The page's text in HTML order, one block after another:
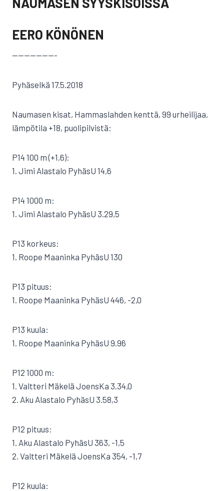
EERO KÖNÖNEN
———————-
Pyhäselkä 17.5.2018
Naumasen kisat, Hammaslahden kenttä, 99 urheilijaa,
lämpötila +18, puolipilvistä:
P14 100 m (+1,6):
1. Jimi Alastalo PyhäsU 14,6
P14 1000 m:
1. Jimi Alastalo PyhäsU 3.29,5
P13 korkeus:
1. Roope Maaninka PyhäsU 130
P13 pituus:
1. Roope Maaninka PyhäsU 446, -2,0
P13 kuula:
1. Roope Maaninka PyhäsU 9.96
P12 1000 m:
1. Valtteri Mäkelä JoensKa 3.34,0
2. Aku Alastalo PyhäsU 3.58,3
P12 pituus:
1. Aku Alastalo PyhäsU 363, -1,5
2. Valtteri Mäkelä JoensKa 354, -1,7
P12 kuula: